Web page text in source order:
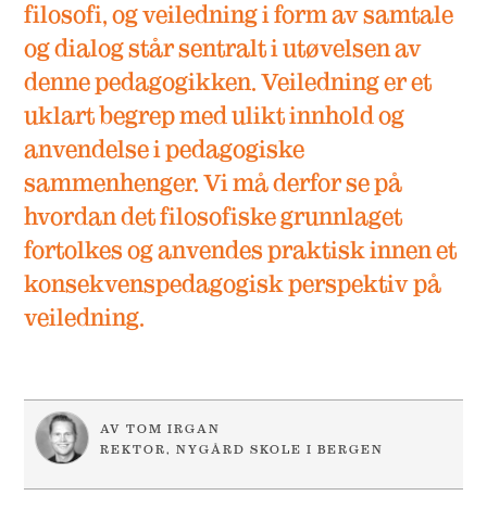
filosofi, og veiledning i form av samtale
og dialog står sentralt i utøvelsen av
denne pedagogikken. Veiledning er et
uklart begrep med ulikt innhold og
anvendelse i pedagogiske
sammenhenger. Vi må derfor se på
hvordan det filosofiske grunnlaget
fortolkes og anvendes praktisk innen et
konsekvenspedagogisk perspektiv på
veiledning.
AV TOM IRGAN
REKTOR, NYGÅRD SKOLE I BERGEN